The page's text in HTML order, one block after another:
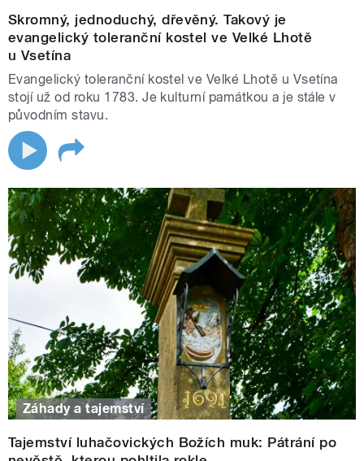
Skromný, jednoduchý, dřevěný. Takový je
evangelický toleranční kostel ve Velké Lhotě
u Vsetína
Evangelický toleranční kostel ve Velké Lhotě u Vsetína
stojí už od roku 1783. Je kulturní památkou a je stále v
původním stavu.
Záhady a tajemství
Tajemství luhačovických Božích muk: Pátrání po